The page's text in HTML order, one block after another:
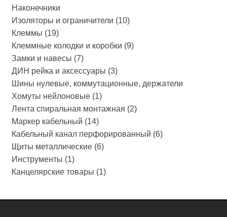
Наконечники
Изоляторы и ограничители (10)
Клеммы (19)
Клеммные колодки и коробки (9)
Замки и навесы (7)
ДИН рейка и аксессуары (3)
Шины нулевые, коммутационные, держатели
Хомуты нейлоновые (1)
Лента спиральная монтажная (2)
Маркер кабельный (14)
Кабельный канал перфорированный (6)
Щиты металлические (6)
Инструменты (1)
Канцелярские товары (1)